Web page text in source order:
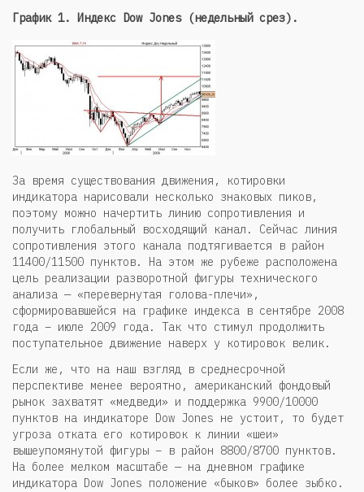
График 1. Индекс Dow Jones (недельный срез).
За время существования движения, котировки
индикатора нарисовали несколько знаковых пиков,
поэтому можно начертить линию сопротивления и
получить глобальный восходящий канал. Сейчас линия
сопротивления этого канала подтягивается в район
11400/11500 пунктов. На этом же рубеже расположена
цель реализации разворотной фигуры технического
анализа — «перевернутая голова-плечи»,
сформировавшейся на графике индекса в сентябре 2008
года – июле 2009 года. Так что стимул продолжить
поступательное движение наверх у котировок велик.
Если же, что на наш взгляд в среднесрочной
перспективе менее вероятно, американский фондовый
рынок захватят «медведи» и поддержка 9900/10000
пунктов на индикаторе Dow Jones не устоит, то будет
угроза отката его котировок к линии «шеи»
вышеупомянутой фигуры – в район 8800/8700 пунктов.
На более мелком масштабе — на дневном графике
индикатора Dow Jones положение «быков» более зыбко.